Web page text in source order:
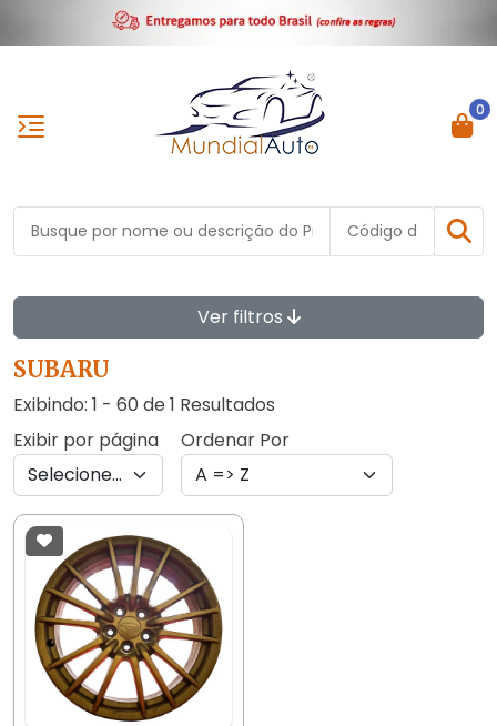
0
Ver filtros
SUBARU
Exibindo: 1 - 60 de 1 Resultados
Exibir por página
Ordenar Por